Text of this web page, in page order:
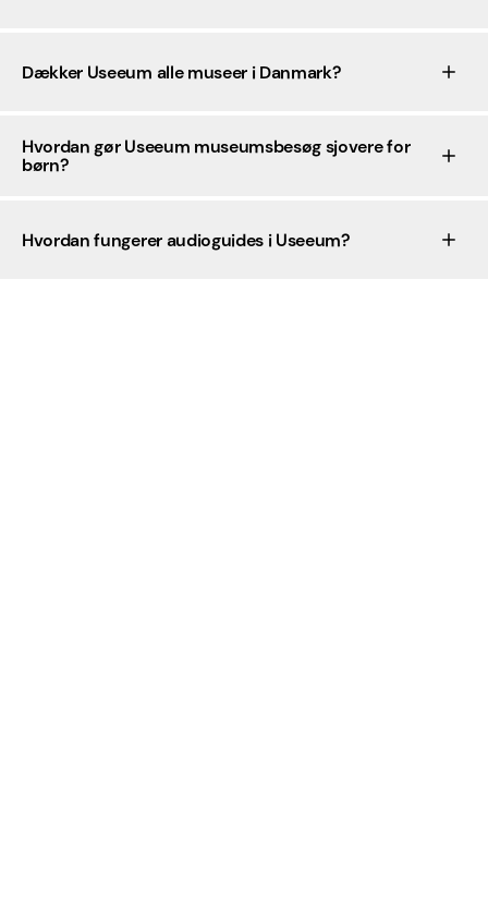
Dækker Useeum alle museer i Danmark?
Hvordan gør Useeum museumsbesøg sjovere for
børn?
Hvordan fungerer audioguides i Useeum?